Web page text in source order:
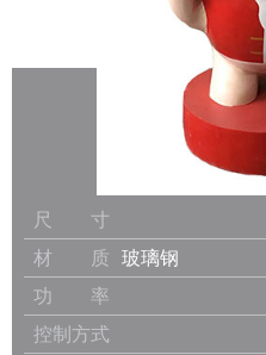
尺 寸
材 质
玻璃钢
功 率
控制方式